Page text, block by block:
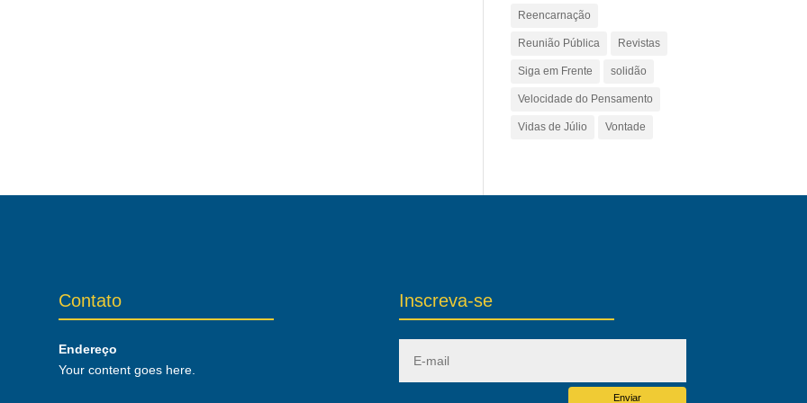
Reencarnação
Reunião Pública Revistas
Siga em Frente solidão
Velocidade do Pensamento
Vidas de Júlio Vontade
Contato
Endereço
Your content goes here.
Inscreva-se
Enviar